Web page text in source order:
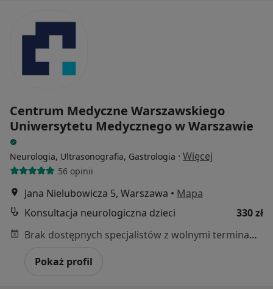
Centrum Medyczne Warszawskiego
Uniwersytetu Medycznego w Warszawie
Neurologia, Ultrasonografia, Gastrologia · Więcej
56 opinii
Jana Nielubowicza 5, Warszawa • Mapa
Konsultacja neurologiczna dzieci
330 zł
Brak dostępnych specjalistów z wolnymi terminami w tym centrum medycznym.
Pokaż profil